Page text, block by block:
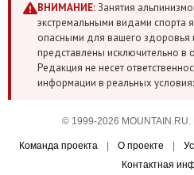
ВНИМАНИЕ:Занятия
экстремальными видами спорта
опасными для вашего здоровья
представлены исключительно в
Редакция не несет
информации в реальных
© 1999-2026
Команда проекта О проекте
Контактная